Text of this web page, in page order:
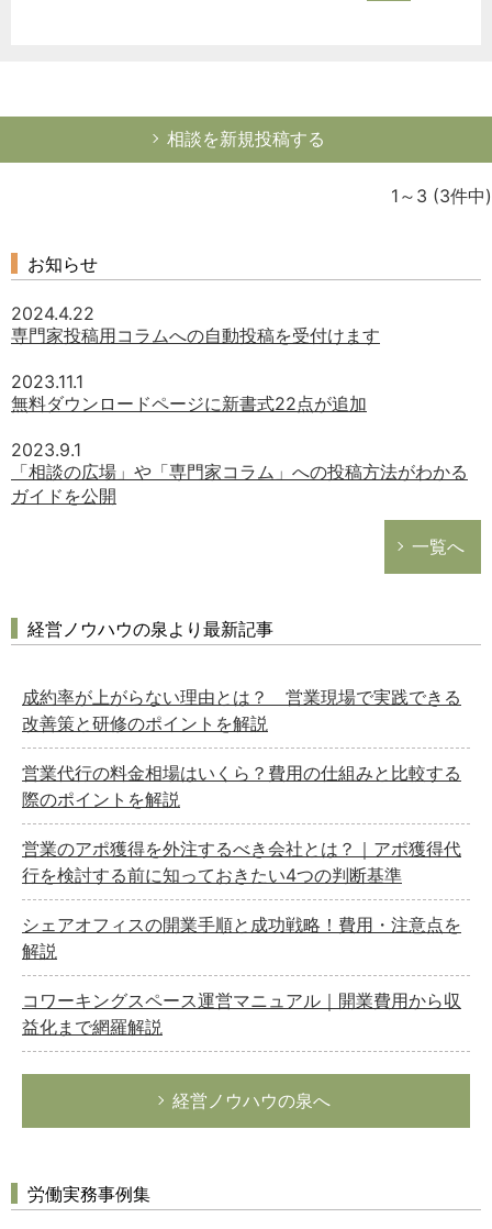
相談を新規投稿する
1～3 (3件中)
お知らせ
2024.4.22
専門家投稿用コラムへの自動投稿を受付けます
2023.11.1
無料ダウンロードページに新書式22点が追加
2023.9.1
「相談の広場」や「専門家コラム」への投稿方法がわかる
ガイドを公開
一覧へ
経営ノウハウの泉より最新記事
成約率が上がらない理由とは？ 営業現場で実践できる
改善策と研修のポイントを解説
営業代行の料金相場はいくら？費用の仕組みと比較する
際のポイントを解説
営業のアポ獲得を外注するべき会社とは？｜アポ獲得代
行を検討する前に知っておきたい4つの判断基準
シェアオフィスの開業手順と成功戦略！費用・注意点を
解説
コワーキングスペース運営マニュアル｜開業費用から収
益化まで網羅解説
経営ノウハウの泉へ
労働実務事例集